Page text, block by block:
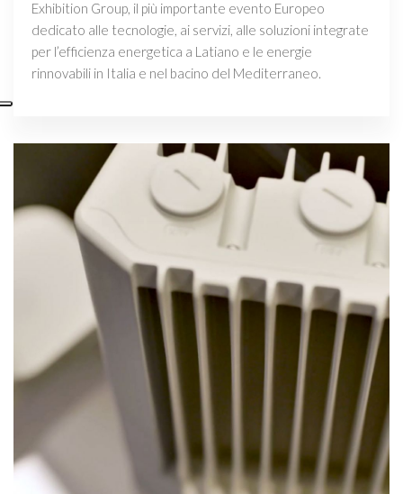
Exhibition Group, il più importante evento Europeo
dedicato alle tecnologie, ai servizi, alle soluzioni integrate
per l’efficienza energetica a Latiano e le energie
rinnovabili in Italia e nel bacino del Mediterraneo.